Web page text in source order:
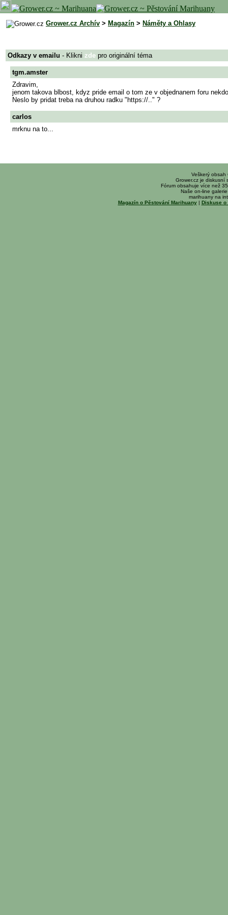
Grower.cz Archív > Magazín > Náměty a Ohlasy
Odkazy v emailu - Klikni zde pro originální téma
tgm.amster
Zdravim,
jenom takova blbost, kdyz pride email o tom ze v objednanem foru
Neslo by pridat treba na druhou radku "https://.." ?
carlos
mrknu na to...
Veškerý obsah
Grower.cz je diskusní
Fórum obsahuje více než
Naše on-line
marihuany na
Magazín o Pěstování Marihuany| Diskuse o